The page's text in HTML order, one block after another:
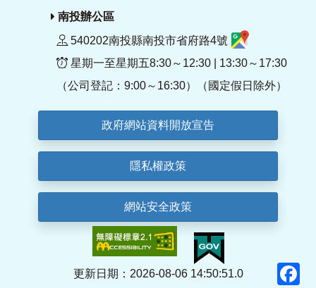
南投辦公區
540202南投縣南投市省府路4號
星期一至星期五8:30～12:30 | 13:30～17:30
（公司登記：9:00～16:30）（國定假日除外）
政府網站資料開放宣告
隱私權政策
網站安全政策
更新日期：2026-08-06 14:50:51.0